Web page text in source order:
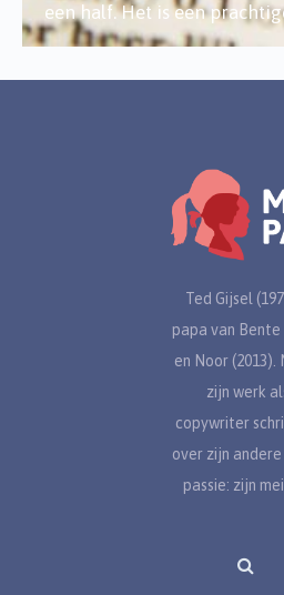
een half. Het is een
Ted Gijsel
papa van Bente
en Noor (2013).
zijn werk
copywriter
over zijn
passie: zijn